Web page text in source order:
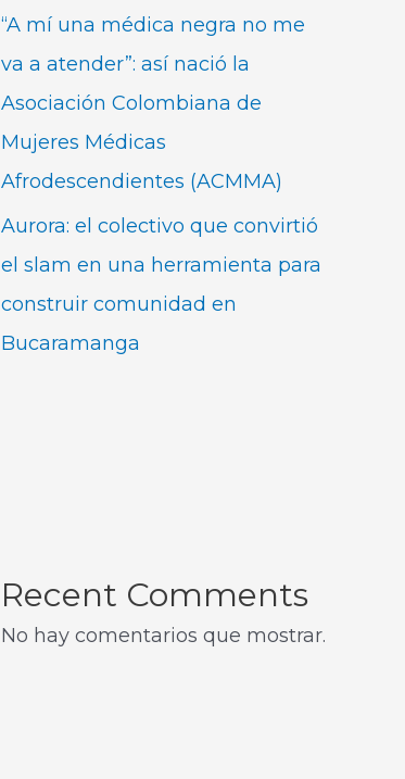
“A mí una médica negra no me
va a atender”: así nació la
Asociación Colombiana de
Mujeres Médicas
Afrodescendientes (ACMMA)
Aurora: el colectivo que convirtió
el slam en una herramienta para
construir comunidad en
Bucaramanga
Recent Comments
No hay comentarios que mostrar.